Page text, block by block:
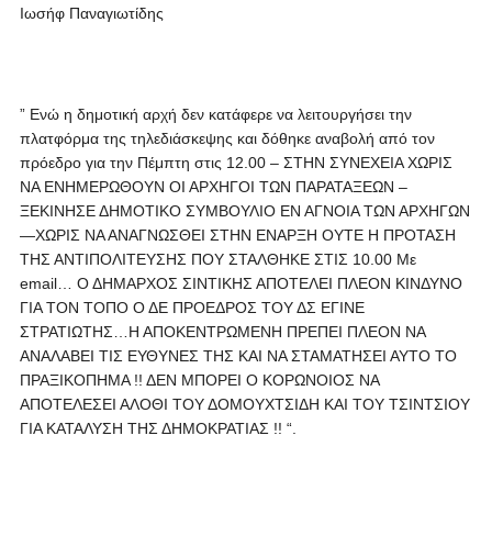
Ιωσήφ Παναγιωτίδης
” Ενώ η δημοτική αρχή δεν κατάφερε να λειτουργήσει την
πλατφόρμα της τηλεδιάσκεψης και δόθηκε αναβολή από τον
πρόεδρο για την Πέμπτη στις 12.00 – ΣΤΗΝ ΣΥΝΕΧΕΙΑ ΧΩΡΙΣ
ΝΑ ΕΝΗΜΕΡΩΘΟΥΝ ΟΙ ΑΡΧΗΓΟΙ ΤΩΝ ΠΑΡΑΤΑΞΕΩΝ –
ΞΕΚΙΝΗΣΕ ΔΗΜΟΤΙΚΟ ΣΥΜΒΟΥΛΙΟ ΕΝ ΑΓΝΟΙΑ ΤΩΝ ΑΡΧΗΓΩΝ
—ΧΩΡΙΣ ΝΑ ΑΝΑΓΝΩΣΘΕΙ ΣΤΗΝ ΕΝΑΡΞΗ ΟΥΤΕ Η ΠΡΟΤΑΣΗ
ΤΗΣ ΑΝΤΙΠΟΛΙΤΕΥΣΗΣ ΠΟΥ ΣΤΑΛΘΗΚΕ ΣΤΙΣ 10.00 Με
email… Ο ΔΗΜΑΡΧΟΣ ΣΙΝΤΙΚΗΣ ΑΠΟΤΕΛΕΙ ΠΛΕΟΝ ΚΙΝΔΥΝΟ
ΓΙΑ ΤΟΝ ΤΟΠΟ Ο ΔΕ ΠΡΟΕΔΡΟΣ ΤΟΥ ΔΣ ΕΓΙΝΕ
ΣΤΡΑΤΙΩΤΗΣ…Η ΑΠΟΚΕΝΤΡΩΜΕΝΗ ΠΡΕΠΕΙ ΠΛΕΟΝ ΝΑ
ΑΝΑΛΑΒΕΙ ΤΙΣ ΕΥΘΥΝΕΣ ΤΗΣ ΚΑΙ ΝΑ ΣΤΑΜΑΤΗΣΕΙ ΑΥΤΟ ΤΟ
ΠΡΑΞΙΚΟΠΗΜΑ !! ΔΕΝ ΜΠΟΡΕΙ Ο ΚΟΡΩΝΟΙΟΣ ΝΑ
ΑΠΟΤΕΛΕΣΕΙ ΑΛΟΘΙ ΤΟΥ ΔΟΜΟΥΧΤΣΙΔΗ ΚΑΙ ΤΟΥ ΤΣΙΝΤΣΙΟΥ
ΓΙΑ ΚΑΤΑΛΥΣΗ ΤΗΣ ΔΗΜΟΚΡΑΤΙΑΣ !! “.